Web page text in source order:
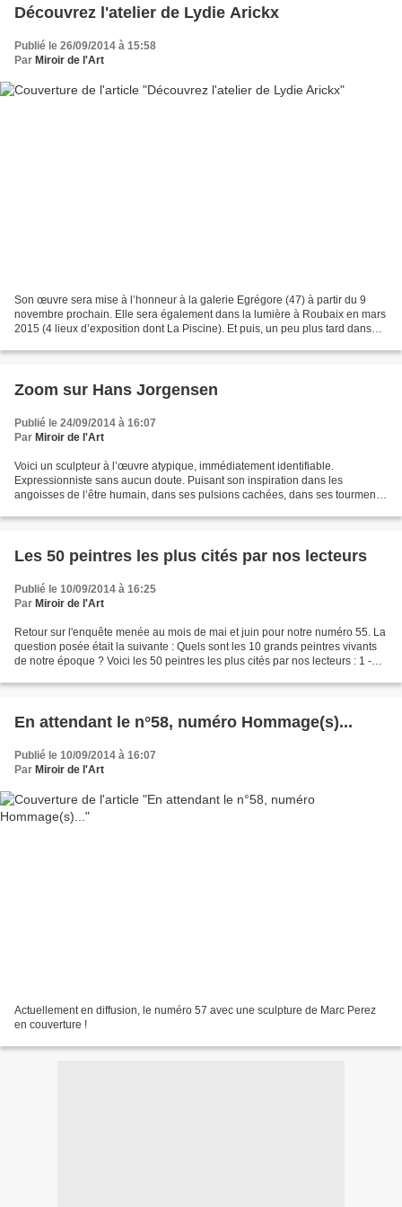
Découvrez l'atelier de Lydie Arickx
Publié le 26/09/2014 à 15:58
Par Miroir de l'Art
Son œuvre sera mise à l’honneur à la galerie Egrégore (47) à partir du 9
novembre prochain. Elle sera également dans la lumière à Roubaix en mars
2015 (4 lieux d’exposition dont La Piscine). Et puis, un peu plus tard dans
Zoom sur Hans Jorgensen
Publié le 24/09/2014 à 16:07
Par Miroir de l'Art
Voici un sculpteur à l’œuvre atypique, immédiatement identifiable.
Expressionniste sans aucun doute. Puisant son inspiration dans les
angoisses de l’être humain, dans ses pulsions cachées, dans ses tourments,
Les 50 peintres les plus cités par nos lecteurs
Publié le 10/09/2014 à 16:25
Par Miroir de l'Art
Retour sur l'enquête menée au mois de mai et juin pour notre numéro 55. La
question posée était la suivante : Quels sont les 10 grands peintres vivants
de notre époque ? Voici les 50 peintres les plus cités par nos lecteurs : 1 -
En attendant le n°58, numéro Hommage(s)...
Publié le 10/09/2014 à 16:07
Par Miroir de l'Art
Actuellement en diffusion, le numéro 57 avec une sculpture de Marc Perez
en couverture !